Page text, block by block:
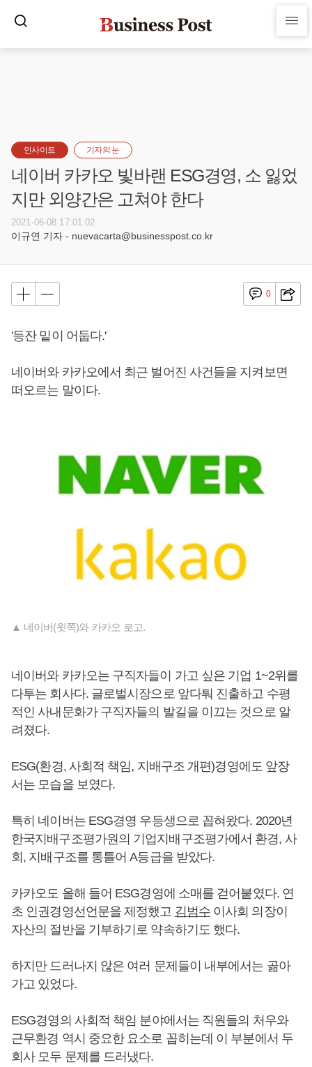
인사이트 기자의 눈
네이버 카카오 빛바랜 ESG경영, 소 잃었
지만 외양간은 고쳐야 한다
2021-06-08 17:01:02
이규연 기자 - nuevacarta@businesspost.co.kr
0
'등잔 밑이 어둡다.'
네이버와 카카오에서 최근 벌어진 사건들을 지켜보면
떠오르는 말이다.
▲ 네이버(윗쪽)와 카카오 로고.
네이버와 카카오는 구직자들이 가고 싶은 기업 1~2위를
다투는 회사다. 글로벌시장으로 앞다퉈 진출하고 수평
적인 사내문화가 구직자들의 발길을 이끄는 것으로 알
려졌다.
ESG(환경, 사회적 책임, 지배구조 개편)경영에도 앞장
서는 모습을 보였다.
특히 네이버는 ESG경영 우등생으로 꼽혀왔다. 2020년
한국지배구조평가원의 기업지배구조평가에서 환경, 사
회, 지배구조를 통틀어 A등급을 받았다.
카카오도 올해 들어 ESG경영에 소매를 걷어붙였다. 연
초 인권경영선언문을 제정했고 김범수이사회 의장이
자산의 절반을 기부하기로 약속하기도 했다.
하지만 드러나지 않은 여러 문제들이 내부에서는 곪아
가고 있었다.
ESG경영의 사회적 책임 분야에서는 직원들의 처우와
근무환경 역시 중요한 요소로 꼽히는데 이 부분에서 두
회사 모두 문제를 드러냈다.